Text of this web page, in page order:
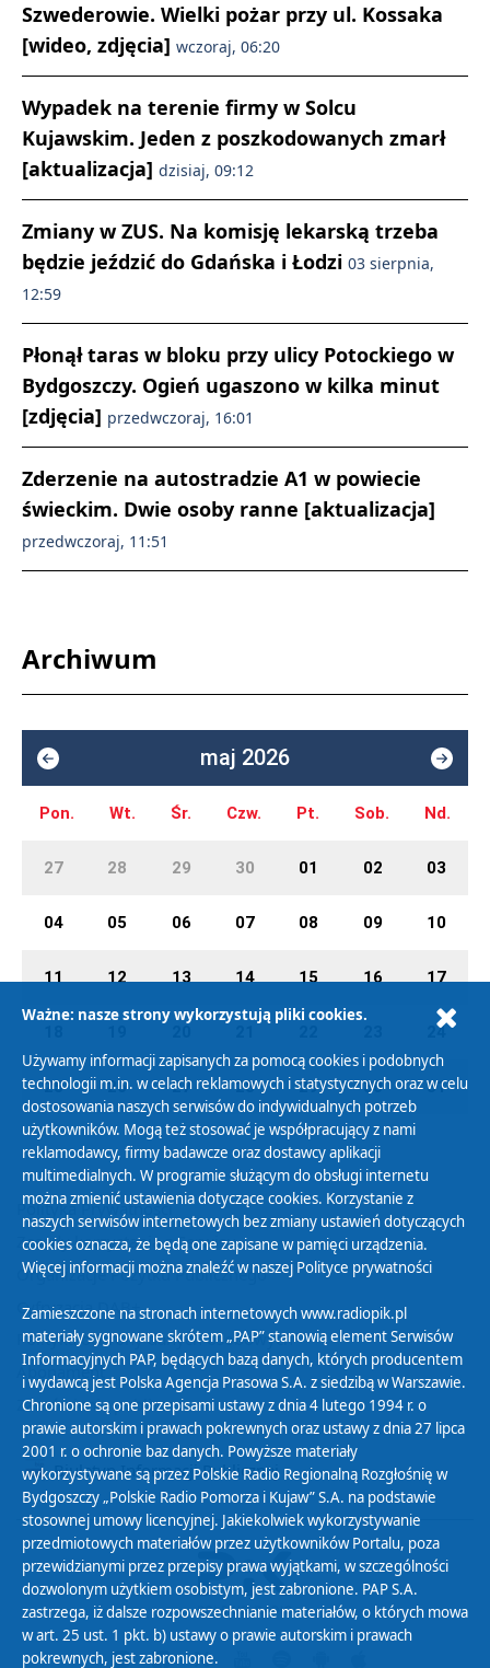
Szwederowie. Wielki pożar przy ul. Kossaka
[wideo, zdjęcia] wczoraj, 06:20
Wypadek na terenie firmy w Solcu
Kujawskim. Jeden z poszkodowanych zmarł
[aktualizacja] dzisiaj, 09:12
Zmiany w ZUS. Na komisję lekarską trzeba
będzie jeździć do Gdańska i Łodzi 03 sierpnia,
12:59
Płonął taras w bloku przy ulicy Potockiego w
Bydgoszczy. Ogień ugaszono w kilka minut
[zdjęcia] przedwczoraj, 16:01
Zderzenie na autostradzie A1 w powiecie
świeckim. Dwie osoby ranne [aktualizacja]
przedwczoraj, 11:51
Archiwum
maj 2026
Pon. Wt. Śr. Czw. Pt. Sob. Nd.
27 28 29 30 01 02 03
04 05 06 07 08 09 10
11 12 13 14 15 16 17
24
25 26 27 28 29 30 31
Polityka Prywatności
Zasady korzystania z Serwisu
Organizacje Pożytku Publicznego
Cyfryzacja DAB+
Polityka ochrony danych osobowych
Abonament
Zamówienia publiczne
Biuletyn Informacji Publicznej
Ważne: nasze strony wykorzystują pliki cookies.
Używamy informacji zapisanych za pomocą cookies i podobnych
technologii m.in. w celach reklamowych i statystycznych oraz w celu
dostosowania naszych serwisów do indywidualnych potrzeb
użytkowników. Mogą też stosować je współpracujący z nami
reklamodawcy, firmy badawcze oraz dostawcy aplikacji
multimedialnych. W programie służącym do obsługi internetu
można zmienić ustawienia dotyczące cookies. Korzystanie z
naszych serwisów internetowych bez zmiany ustawień dotyczących
cookies oznacza, że będą one zapisane w pamięci urządzenia.
Więcej informacji można znaleźć w naszej Polityce prywatności
Zamieszczone na stronach internetowych www.radiopik.pl
materiały sygnowane skrótem „PAP” stanowią element Serwisów
Informacyjnych PAP, będących bazą danych, których producentem
i wydawcą jest Polska Agencja Prasowa S.A. z siedzibą w Warszawie.
Chronione są one przepisami ustawy z dnia 4 lutego 1994 r. o
prawie autorskim i prawach pokrewnych oraz ustawy z dnia 27 lipca
2001 r. o ochronie baz danych. Powyższe materiały
wykorzystywane są przez Polskie Radio Regionalną Rozgłośnię w
Bydgoszczy „Polskie Radio Pomorza i Kujaw” S.A. na podstawie
stosownej umowy licencyjnej. Jakiekolwiek wykorzystywanie
przedmiotowych materiałów przez użytkowników Portalu, poza
przewidzianymi przez przepisy prawa wyjątkami, w szczególności
dozwolonym użytkiem osobistym, jest zabronione. PAP S.A.
zastrzega, iż dalsze rozpowszechnianie materiałów, o których mowa
w art. 25 ust. 1 pkt. b) ustawy o prawie autorskim i prawach
pokrewnych, jest zabronione.